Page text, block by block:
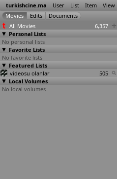
turkishcine.ma User List Item View
All Movies
6,357
Personal Lists
No personal lists
Favorite Lists
No favorite lists
Featured Lists
videosu olanlar
505
Local Volumes
No local volumes
Kolsuz bebek
(Münir Hayri
Egeli)